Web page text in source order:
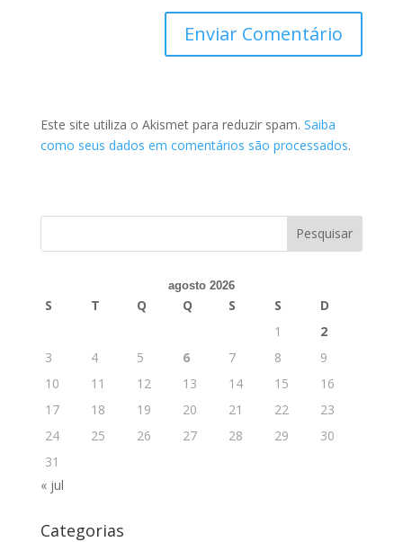
Este site utiliza o Akismet para reduzir spam. Saiba
como seus dados em comentários são processados.
agosto 2026
S T Q Q S S
D
1
2
3
4 5 6 7 8
9
10
11 12 13 14 15
16
17
18 19 20 21 22
23
24
25 26 27 28 29
30
31
« jul
Categorias